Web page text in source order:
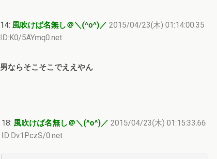
14: 風吹けば名無し＠＼(^o^)／ 2015/04/23(木) 01:14:00.35
ID:K0/5AYmq0.net
男ならそこそこでええやん
18: 風吹けば名無し＠＼(^o^)／ 2015/04/23(木) 01:15:33.66
ID:Dv1PczS/0.net